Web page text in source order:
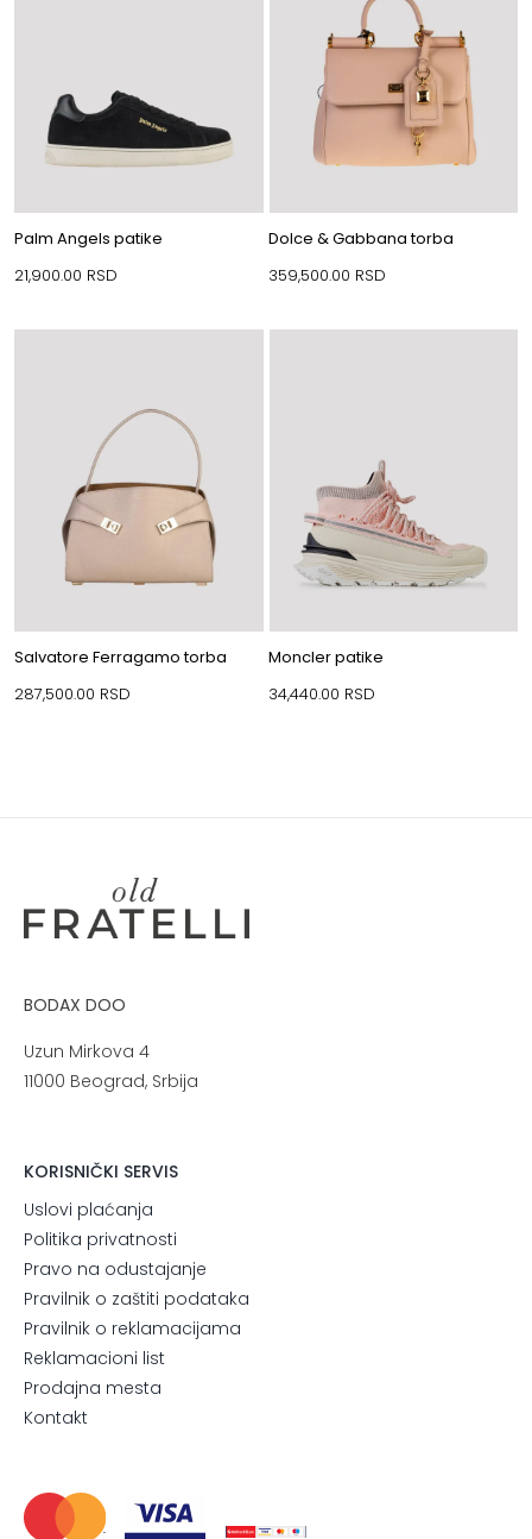
Palm Angels patike
21,900.00 RSD
Dolce & Gabbana torba
359,500.00 RSD
Salvatore Ferragamo torba
287,500.00 RSD
Moncler patike
34,440.00 RSD
BODAX DOO
Uzun Mirkova 4
11000 Beograd, Srbija
KORISNIČKI SERVIS
Uslovi plaćanja
Politika privatnosti
Pravo na odustajanje
Pravilnik o zaštiti podataka
Pravilnik o reklamacijama
Reklamacioni list
Prodajna mesta
Kontakt